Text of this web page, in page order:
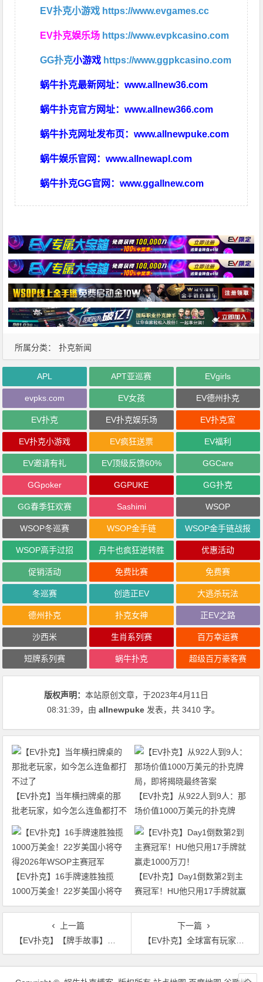
EV扑克小游戏 https://www.evgames.cc
EV扑克娱乐场 https://www.evpkcasino.com
GG扑克小游戏 https://www.ggpkcasino.com
蜗牛扑克最新网址：www.allnew36.com
蜗牛扑克官方网址：www.allnew366.com
蜗牛扑克网址发布页：www.allnewpuke.com
蜗牛娱乐官网：www.allnewapl.com
蜗牛扑克GG官网：www.ggallnew.com
所属分类： 扑克新闻
APL APT亚巡赛 EVgirls
evpks.com EV女孩 EV德州扑克
EV扑克 EV扑克娱乐场 EV扑克室
EV扑克小游戏 EV疯狂送票 EV福利
EV邀请有礼 EV顶级反馈60% GGCare
GGpoker GGPUKE GG扑克
GG春季狂欢赛 Sashimi WSOP
WSOP冬巡赛 WSOP金手链 WSOP金手链战报
WSOP高手过招 丹牛也疯狂逆转胜 优惠活动
促销活动 免费比赛 免费赛
冬巡赛 创造正EV 大逃杀玩法
德州扑克 扑克女神 正EV之路
沙西米 生肖系列赛 百万幸运赛
短牌系列赛 蜗牛扑克 超级百万豪客赛
版权声明：本站原创文章，于2023年4月11日
08:31:39，由allnewpuke 发表，共 3410 字。
【EV扑克】当年横扫牌桌的那
批老玩家，如今怎么连鱼都打不
过了
【EV扑克】从922人到9人：那
场价值1000万美元的扑克牌
局，即将揭晓最终答案
【EV扑克】16手牌速胜独揽
1000万美金！22岁美国小将夺
得2026年WSOP主赛冠军
【EV扑克】Day1倒数第2到主
赛冠军！HU他只用17手牌就赢
走1000万刀！
上一篇
【EV扑克】【牌手故事】最惨3小时输27万，哭晕在厕所…
下一篇
【EV扑克】全球富有玩家排行，土豪丹第二，丹牛只能排第七
文